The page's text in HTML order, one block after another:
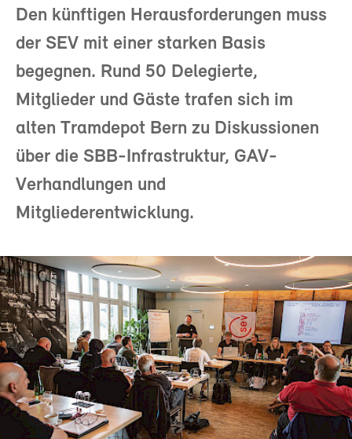
Den künftigen Herausforderungen muss
der SEV mit einer starken Basis
begegnen. Rund 50 Delegierte,
Mitglieder und Gäste trafen sich im
alten Tramdepot Bern zu Diskussionen
über die SBB-Infrastruktur, GAV-
Verhandlungen und
Mitgliederentwicklung.